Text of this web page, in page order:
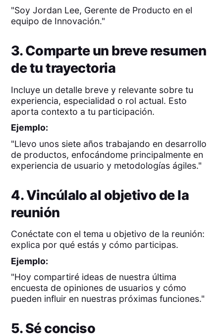
"Soy Jordan Lee, Gerente de Producto en el
equipo de Innovación."
3. Comparte un breve resumen
de tu trayectoria
Incluye un detalle breve y relevante sobre tu
experiencia, especialidad o rol actual. Esto
aporta contexto a tu participación.
Ejemplo:
"Llevo unos siete años trabajando en desarrollo
de productos, enfocándome principalmente en
experiencia de usuario y metodologías ágiles."
4. Vincúlalo al objetivo de la
reunión
Conéctate con el tema u objetivo de la reunión:
explica por qué estás y cómo participas.
Ejemplo:
"Hoy compartiré ideas de nuestra última
encuesta de opiniones de usuarios y cómo
pueden influir en nuestras próximas funciones."
5. Sé conciso